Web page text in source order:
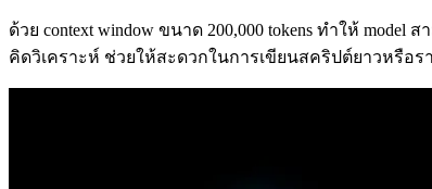
ด้วย context window ขนาด 200,000 tokens ทำให้
คิดวิเคราะห์ ช่วยให้สะดวกในการเขียนสคริปต์ยาวหรือ